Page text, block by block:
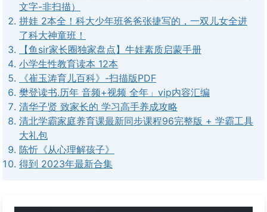
文字-非扫描）
拼娃 2本全！科大少年班爸爸张捷写的，一双儿女全进
了科大神童班！
【鱼sir家长圈独家盘点】牛娃素质启蒙手册
小学生性教育读本 12本
《崔玉涛育儿百科》-扫描版PDF
樊登读书.历年 音频+视频 全年」vip内容汇编
清华子贤 致家长的 学习高手养成攻略
清北学霸家庭养育课最新同步课程96完整版 + 学霸工具
大礼包
陈忻《从心理解孩子》
得到 2023年最新合集